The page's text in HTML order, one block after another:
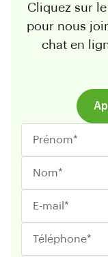
Cliquez sur
pour nous
chat en